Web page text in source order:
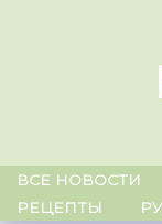
ВСЕ НОВОСТИ
РЕЦЕПТЫ